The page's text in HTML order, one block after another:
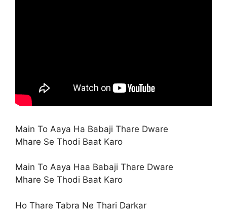
Main To Aaya Ha Babaji Thare Dware
Mhare Se Thodi Baat Karo
Main To Aaya Haa Babaji Thare Dware
Mhare Se Thodi Baat Karo
Ho Thare Tabra Ne Thari Darkar